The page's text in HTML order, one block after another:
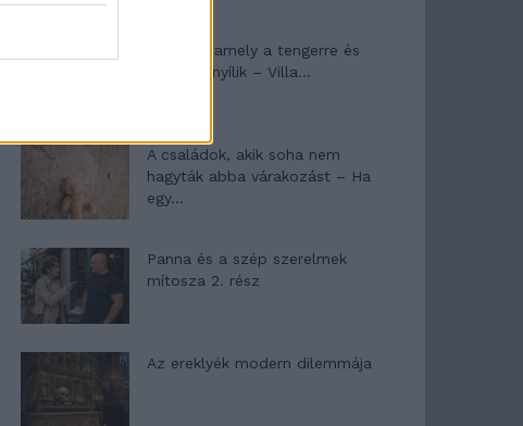
Egy ház, amely a tengerre és
a fényre nyílik – Villa...
A családok, akik soha nem
hagyták abba várakozást – Ha
egy...
Panna és a szép szerelmek
mítosza 2. rész
Az ereklyék modern dilemmája